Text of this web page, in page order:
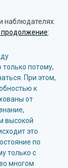
наблюдателях.
продолжение:
потому,
При этом,
к
от
высокой
это
по
только с
многом